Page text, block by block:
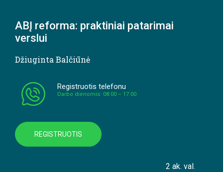
ABĮ reforma: praktiniai patarimai
verslui
Džiuginta Balčiūnė
Registruotis telefonu
Darbo dienomis: 08:00 – 17:00
REGISTRUOTIS
2 ak. val.